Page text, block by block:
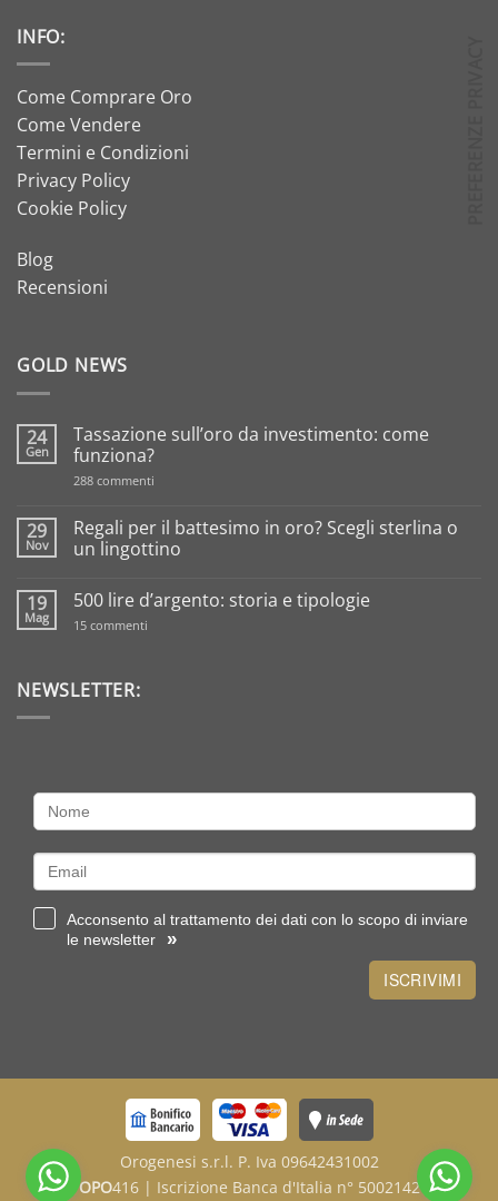
INFO:
Come Comprare Oro
Come Vendere
Termini e Condizioni
Privacy Policy
Cookie Policy
Blog
Recensioni
GOLD NEWS
24
Gen
Tassazione sull’oro da investimento: come
funziona?
288 commenti
da
investimento:
come
29
Nov
Regali per il battesimo in oro? Scegli sterlina o
un lingottino
su
per
oro?
Scegli
19
Mag
500 lire d’argento: storia e tipologie
15 commenti
NEWSLETTER:
Acconsento al trattamento dei dati con lo scopo di inviare
le newsletter
»
ISCRIVIMI
Orogenesi s.r.l. P. Iva 09642431002
OPO416 | Iscrizione Banca d'Italia n° 5002142